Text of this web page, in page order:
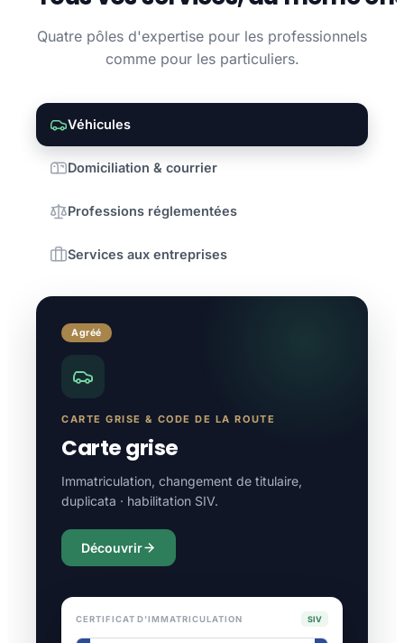
Quatre pôles d'expertise pour les professionnels
comme pour les particuliers.
Véhicules
Domiciliation & courrier
Professions réglementées
Services aux entreprises
Agréé
CARTE GRISE & CODE DE LA ROUTE
Carte grise
Immatriculation, changement de titulaire,
duplicata · habilitation SIV.
Découvrir
CERTIFICAT D'IMMATRICULATION SIV